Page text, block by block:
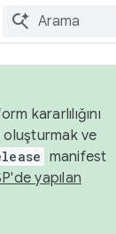
kararlılığını
oluşturmak ve
manifest
yapılan